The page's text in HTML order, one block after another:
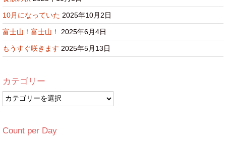
10月になっていた 2025年10月2日
富士山！富士山！ 2025年6月4日
もうすぐ咲きます 2025年5月13日
カテゴリー
カ
テ
リ
Count per Day